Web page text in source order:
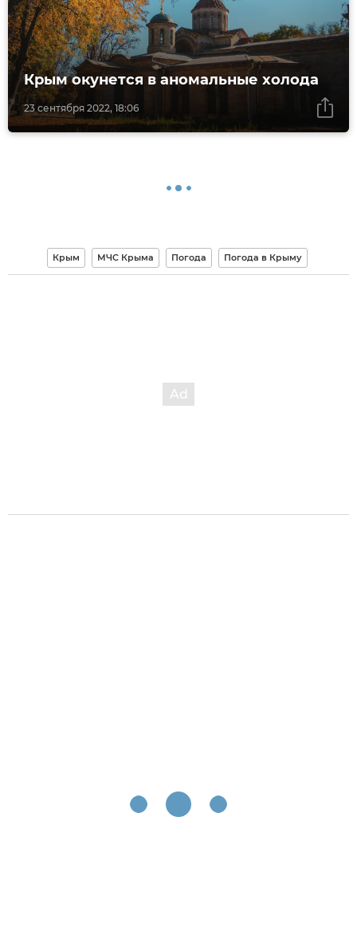
23 сентября 2022, 18:06
Крым окунется в аномальные холода
Крым МЧС Крыма Погода Погода в Крыму